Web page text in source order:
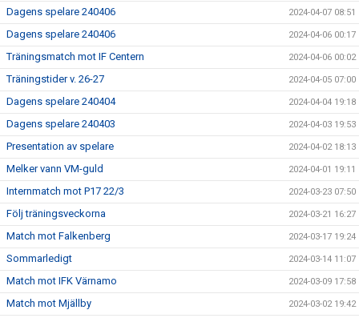
Dagens spelare 240406 2024-04-07 08:51
Dagens spelare 240406 2024-04-06 00:17
Träningsmatch mot IF Centern 2024-04-06 00:02
Träningstider v. 26-27 2024-04-05 07:00
Dagens spelare 240404 2024-04-04 19:18
Dagens spelare 240403 2024-04-03 19:53
Presentation av spelare 2024-04-02 18:13
Melker vann VM-guld 2024-04-01 19:11
Internmatch mot P17 22/3 2024-03-23 07:50
Följ träningsveckorna 2024-03-21 16:27
Match mot Falkenberg 2024-03-17 19:24
Sommarledigt 2024-03-14 11:07
Match mot IFK Värnamo 2024-03-09 17:58
Match mot Mjällby 2024-03-02 19:42